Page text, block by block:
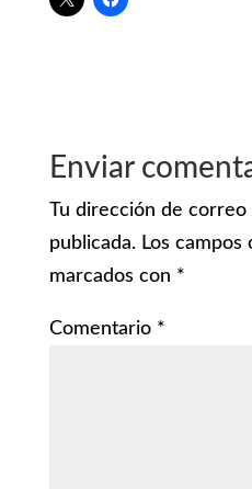
Enviar
Tu dirección de
publicada. Los campos
marcados con *
Comentario *